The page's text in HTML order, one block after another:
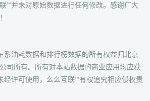
™并未对原始数据进行任何修改。感谢广大
系油耗数据和排行榜数据的所有权益归北京
司所有。所有对本站数据的商业应用均应获
经许可使用，么么互联™有权追究相应侵权责